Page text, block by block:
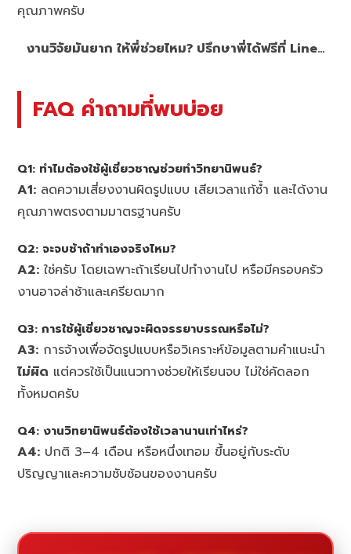
คุณภาพครับ
งานวิจัยมันยาก ให้พี่ช่วยไหม? ปรึกษาพี่ได้ฟรีที่ Line…
FAQ คำถามที่พบบ่อย
Q1: ทำไมต้องใช้ผู้เชี่ยวชาญช่วยทำวิทยานิพนธ์?
A1: ลดความเสี่ยงงานผิดรูปแบบ เสียเวลาแก้ซ้ำ และได้งาน
คุณภาพตรงตามมาตรฐานครับ
Q2: จะจบช้าถ้าทำเองจริงไหม?
A2: ใช่ครับ โดยเฉพาะถ้าเรียนไปทำงานไป หรือมีครอบครัว
งานอาจล่าช้าและเครียดมาก
Q3: การใช้ผู้เชี่ยวชาญจะผิดจรรยาบรรณหรือไม่?
A3: การจ้างเพื่อจัดรูปแบบหรือวิเคราะห์ข้อมูลตามคำแนะนำ
ไม่ผิด แต่ควรใช้เป็นแนวทางช่วยให้เรียนจบ ไม่ใช่คัดลอก
ทั้งหมดครับ
Q4: งานวิทยานิพนธ์ต้องใช้เวลานานเท่าไหร่?
A4: ปกติ 3–4 เดือน หรือหนึ่งเทอม ขึ้นอยู่กับระดับ
ปริญญาและความซับซ้อนของงานครับ